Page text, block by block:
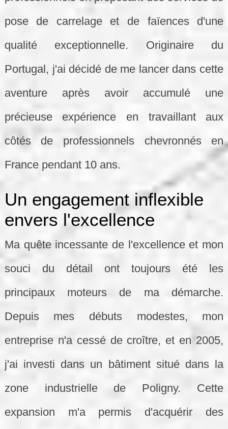
pose de carrelage et de faïences d'une
qualité exceptionnelle. Originaire du
Portugal, j'ai décidé de me lancer dans cette
aventure après avoir accumulé une
précieuse expérience en travaillant aux
côtés de professionnels chevronnés en
France pendant 10 ans.
Un engagement inflexible
envers l'excellence
Ma quête incessante de l'excellence et mon
souci du détail ont toujours été les
principaux moteurs de ma démarche.
Depuis mes débuts modestes, mon
entreprise n'a cessé de croître, et en 2005,
j'ai investi dans un bâtiment situé dans la
zone industrielle de Poligny. Cette
expansion m'a permis d'acquérir des